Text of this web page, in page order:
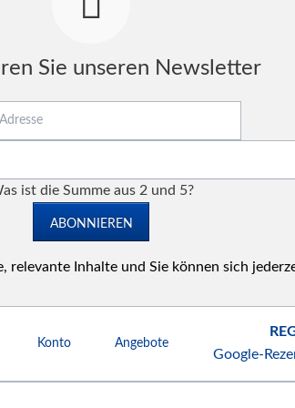
Sie unseren Newsletter
ist die Summe aus 2 und 5?
ABONNIEREN
relevante Inhalte und Sie können sich
Konto Angebote
Google-